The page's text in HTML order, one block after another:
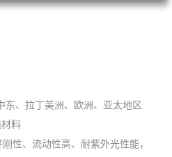
东、拉丁美洲、欧洲、亚太地区
料
性、流动性高、耐紫外光性能，